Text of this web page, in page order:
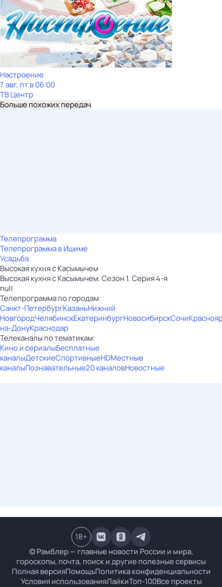
Настроение
7 авг, пт в 06:00
ТВ Центр
Больше похожих передач
Телепрограмма
Телепрограмма в Ишиме
Усадьба
Высокая кухня с Касымычем
Высокая кухня с Касымычем. Сезон 1. Серия 4-я
null
Телепрограмма по городам:
Санкт-ПетербургКазаньНижний
НовгородЧелябинскЕкатеринбургНовосибирскСочи
на-ДонуКраснодар
Телеканалы по тематикам:
Кино и сериалыБесплатные
каналыДетскиеСпортивныеHDМестные
каналыПознавательные20 каналовНовостные
© Рамблер — главные новости России и мира,
гороскопы, почта, поиск и другие полезные сервисы
Полная версияПомощьПолитика конфиденциальности
Условия использованияЛайкиТоп-100Все проекты
18+